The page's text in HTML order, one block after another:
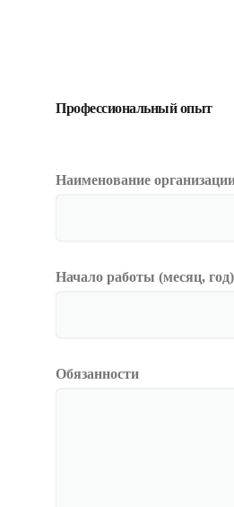
Профессиональный опыт
Наименование
Начало работы (месяц, год)
Обязанности